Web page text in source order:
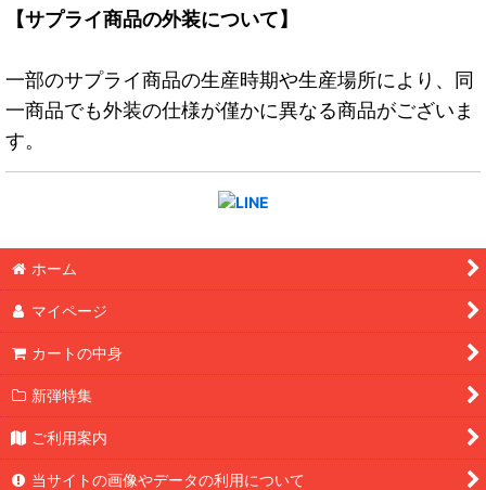
【サプライ商品の外装について】
一部のサプライ商品の生産時期や生産場所により、同
一商品でも外装の仕様が僅かに異なる商品がございま
す。
ホーム
マイページ
カートの中身
新弾特集
ご利用案内
当サイトの画像やデータの利用について